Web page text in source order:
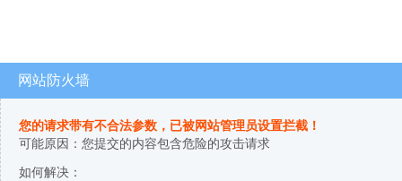
网站防火墙
您的请求带有不合法参数，已被网站管理员设置拦截！
可能原因：您提交的内容包含危险的攻击请求
如何解决：